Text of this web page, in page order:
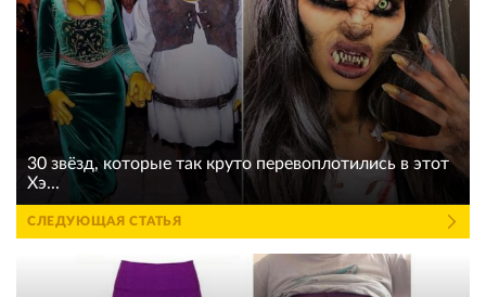
30 звёзд, которые так круто перевоплотились в этот
Хэ...
СЛЕДУЮЩАЯ СТАТЬЯ